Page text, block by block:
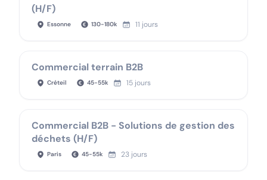
(H/F)
Essonne 130-180k 11 jours
Commercial terrain B2B
Créteil 45-55k 15 jours
Commercial B2B - Solutions de gestion des
déchets (H/F)
Paris 45-55k 23 jours